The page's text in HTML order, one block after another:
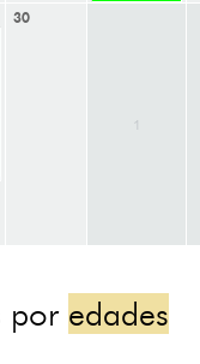
30
1
por edades